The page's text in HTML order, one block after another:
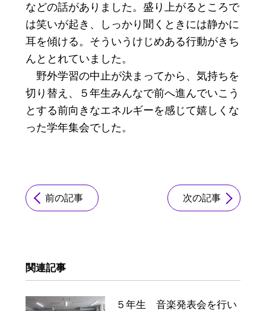
などの話がありました。盛り上がるところで
は笑いが起き、しっかり聞くときには静かに
耳を傾ける。そういうけじめある行動がきち
んととれていました。
野外学習の中止が決まってから、気持ちを
切り替え、５年生みんなで前へ進んでいこう
とする前向きなエネルギーを感じて嬉しくな
った学年集会でした。
前の記事 次の記事
関連記事
５年生 音楽発表会を行い